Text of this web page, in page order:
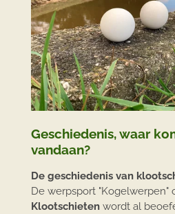
Geschiedenis, waar
vandaan?
De geschiedenis van
De werpsport "Kogelwerpen"
Klootschietenwordt al